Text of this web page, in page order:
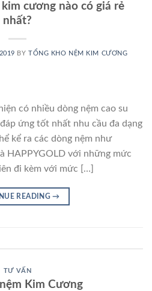
kim cương nào có giá rẻ
nhất?
BYTỔNG KHO NỆM KIM CƯƠNG
có nhiều dòng nệm cao su
ứng tốt nhất nhu cầu đa dạng
kể ra các dòng nệm như
HAPPYGOLD với những mức
đi kèm với mức […]
READING→
TƯ VẤN
Kim Cương